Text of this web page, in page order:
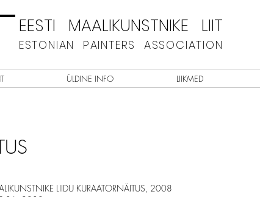
EESTI MAALIKUNSTNIKE LIIT
ESTONIAN PAINTERS ASSOCIATION
ÜLDINE INFO LIIKMED
LIIDU KURAATORNÄITUS, 2008